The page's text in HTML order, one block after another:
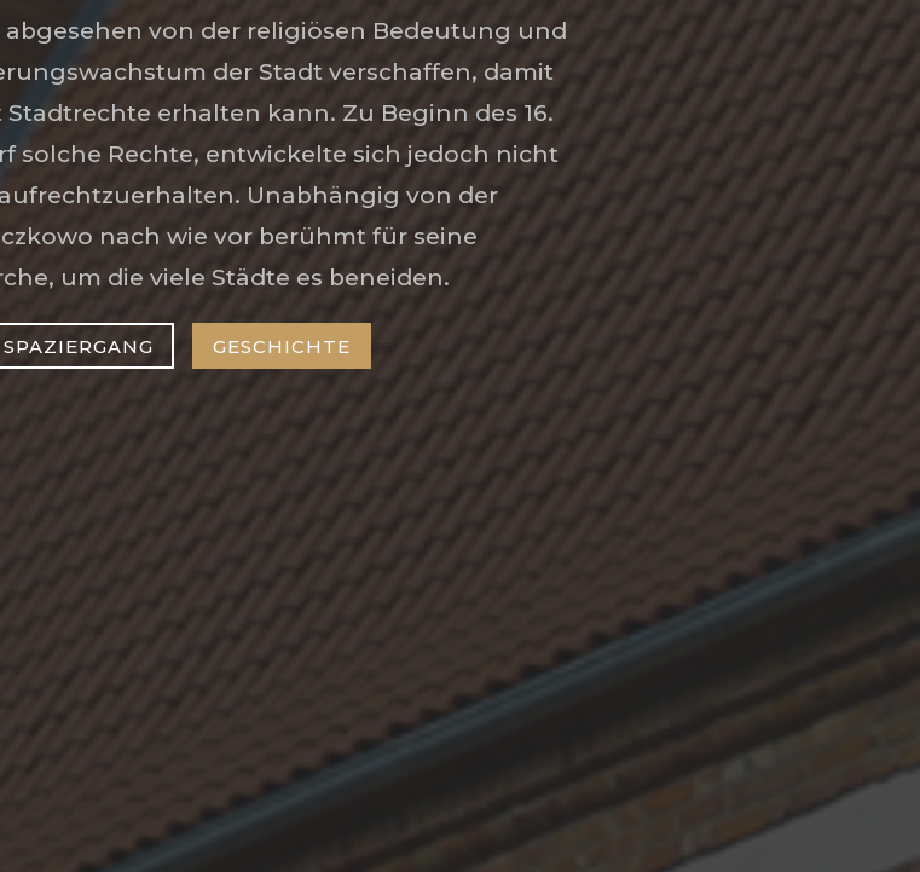
abgesehen von der religiösen Bedeutung und
der Stadt verschaffen, damit
erhalten kann. Zu Beginn des 16.
solche Rechte, entwickelte sich jedoch nicht
Unabhängig von der
nach wie vor berühmt für seine
um die viele Städte es beneiden.
GESCHICHTE